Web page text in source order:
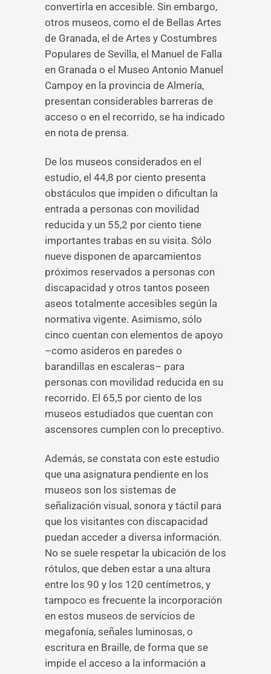
convertirla en accesible. Sin embargo,
otros museos, como el de Bellas Artes
de Granada, el de Artes y Costumbres
Populares de Sevilla, el Manuel de Falla
en Granada o el Museo Antonio Manuel
Campoy en la provincia de Almería,
presentan considerables barreras de
acceso o en el recorrido, se ha indicado
en nota de prensa.
De los museos considerados en el
estudio, el 44,8 por ciento presenta
obstáculos que impiden o dificultan la
entrada a personas con movilidad
reducida y un 55,2 por ciento tiene
importantes trabas en su visita. Sólo
nueve disponen de aparcamientos
próximos reservados a personas con
discapacidad y otros tantos poseen
aseos totalmente accesibles según la
normativa vigente. Asimismo, sólo
cinco cuentan con elementos de apoyo
–como asideros en paredes o
barandillas en escaleras– para
personas con movilidad reducida en su
recorrido. El 65,5 por ciento de los
museos estudiados que cuentan con
ascensores cumplen con lo preceptivo.
Además, se constata con este estudio
que una asignatura pendiente en los
museos son los sistemas de
señalización visual, sonora y táctil para
que los visitantes con discapacidad
puedan acceder a diversa información.
No se suele respetar la ubicación de los
rótulos, que deben estar a una altura
entre los 90 y los 120 centímetros, y
tampoco es frecuente la incorporación
en estos museos de servicios de
megafonía, señales luminosas, o
escritura en Braille, de forma que se
impide el acceso a la información a